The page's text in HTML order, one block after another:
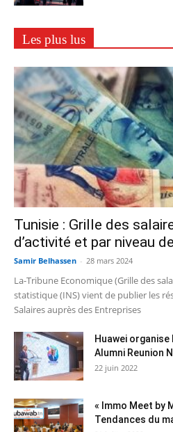
Les plus lus
Tunisie : Grille des
d’activité et par niveau
Samir Belhassen - 28 mars 2024
La-Tribune Economique (Grille des
statistique (INS) vient de publier les
Salaires auprès des Entreprises
Huawei
Alumni Reunion
22 juin 2022
« Immo Meet by
Tendances du